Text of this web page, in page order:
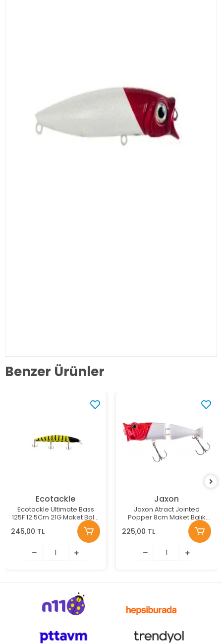
Benzer Ürünler
Ecotackle
Ecotackle Ultimate Bass
125F 12.5Cm 21G Maket Balık
245,00 TL
Jaxon
Jaxon Atract Jointed
Popper 8cm Maket Balık
225,00 TL